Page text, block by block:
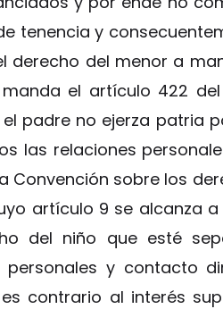
tenencia y
derecho del menor a
el artículo 422
padre no ejerza patria
las relaciones
Convención sobre los
artículo 9 se alcanza
del niño que esté
personales y contacto
contrario al interés